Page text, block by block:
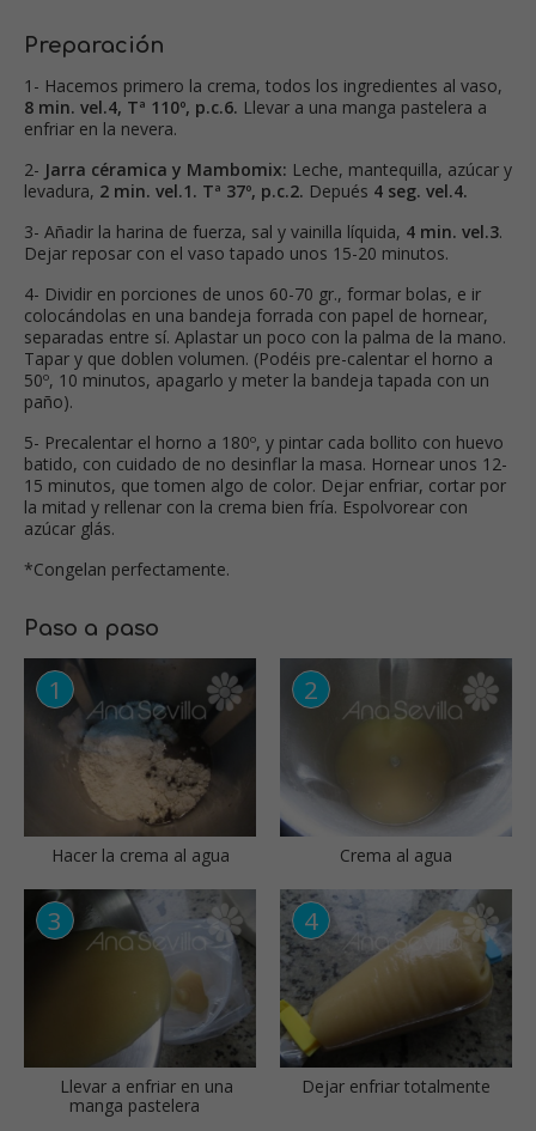
Preparación
1- Hacemos primero la crema, todos los ingredientes al vaso,
8 min. vel.4, Tª 110º, p.c.6. Llevar a una manga pastelera a
enfriar en la nevera.
2- Jarra céramica y Mambomix: Leche, mantequilla, azúcar y
levadura, 2 min. vel.1. Tª 37º, p.c.2. Depués 4 seg. vel.4.
3- Añadir la harina de fuerza, sal y vainilla líquida, 4 min. vel.3.
Dejar reposar con el vaso tapado unos 15-20 minutos.
4- Dividir en porciones de unos 60-70 gr., formar bolas, e ir
colocándolas en una bandeja forrada con papel de hornear,
separadas entre sí. Aplastar un poco con la palma de la mano.
Tapar y que doblen volumen. (Podéis pre-calentar el horno a
50º, 10 minutos, apagarlo y meter la bandeja tapada con un
paño).
5- Precalentar el horno a 180º, y pintar cada bollito con huevo
batido, con cuidado de no desinflar la masa. Hornear unos 12-
15 minutos, que tomen algo de color. Dejar enfriar, cortar por
la mitad y rellenar con la crema bien fría. Espolvorear con
azúcar glás.
*Congelan perfectamente.
Paso a paso
Hacer la crema al agua Crema al agua
Llevar a enfriar en una
manga pastelera
Dejar enfriar totalmente